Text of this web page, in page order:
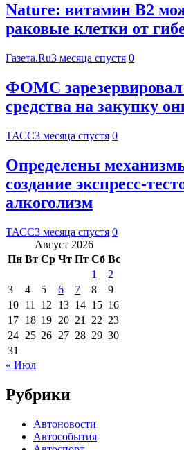
Nature: витамин B2
раковые клетки от
Газета.Ru3 месяца спустя 0
ФОМС зарезервировал
средства на закупку
ТАСС3 месяца спустя 0
Определены
создание экспресс-
алкоголизм
ТАСС3 месяца спустя 0
Август 2026
Пн Вт Ср Чт Пт Сб Вс
1
2
3
4 5 6 7 8
9
10 11 12 13 14 15 16
17 18 19 20 21 22 23
24 25 26 27 28 29 30
31
« Июл
Рубрики
Автоновости
Автособытия